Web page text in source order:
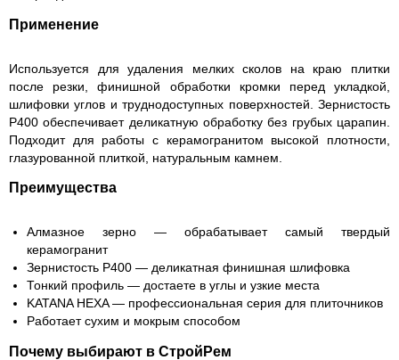
Применение
Используется для удаления мелких сколов на краю плитки
после резки, финишной обработки кромки перед укладкой,
шлифовки углов и труднодоступных поверхностей. Зернистость
Р400 обеспечивает деликатную обработку без грубых царапин.
Подходит для работы с керамогранитом высокой плотности,
глазурованной плиткой, натуральным камнем.
Преимущества
Алмазное зерно — обрабатывает самый твердый
керамогранит
Зернистость Р400 — деликатная финишная шлифовка
Тонкий профиль — достаете в углы и узкие места
KATANA HEXA — профессиональная серия для плиточников
Работает сухим и мокрым способом
Почему выбирают в СтройРем